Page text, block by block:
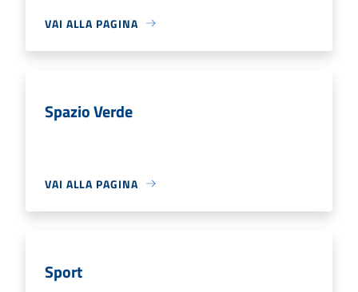
VAI ALLA PAGINA
Spazio Verde
VAI ALLA PAGINA
Sport